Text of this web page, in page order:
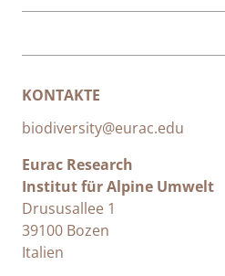
KONTAKTE
biodiversity@eurac.edu
Eurac Research
Institut für Alpine Umwelt
Drususallee 1
39100 Bozen
Italien